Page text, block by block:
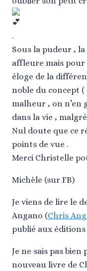
.
Sous la pudeur ,
affleure mais
éloge de la
noble du concept
malheur , on n’en
dans la vie ,
Nul doute que ce
points de vue .
Merci Christelle
Michèle (sur FB)
Je viens de lire le
Angano (Chris
publié aux éditions
Je ne sais pas
nouveau livre de